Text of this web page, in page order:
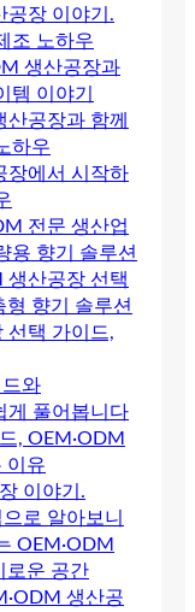
공장 이야기.
조 노하우
생산공장과
템 이야기
산공장과 함께
하우
장에서 시작하
전문 생산업
용 향기 솔루션
생산공장 선택
형 향기 솔루션
선택 가이드,
와
게 풀어봅니다
, OEM·ODM
이유
이야기.
로 알아보니
OEM·ODM
로운 공간
생산공